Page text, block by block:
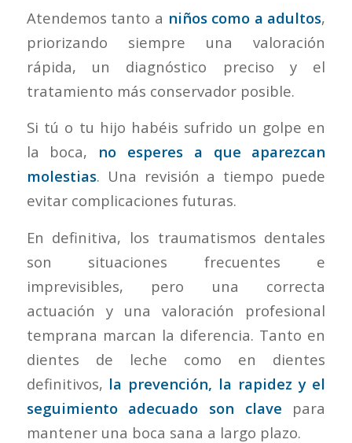
Atendemos tanto a niños como a adultos,
priorizando siempre una valoración
rápida, un diagnóstico preciso y el
tratamiento más conservador posible.
Si tú o tu hijo habéis sufrido un golpe en
la boca, no esperes a que aparezcan
molestias. Una revisión a tiempo puede
evitar complicaciones futuras.
En definitiva, los traumatismos dentales
son situaciones frecuentes e
imprevisibles, pero una correcta
actuación y una valoración profesional
temprana marcan la diferencia. Tanto en
dientes de leche como en dientes
definitivos, la prevención, la rapidez y el
seguimiento adecuado son clave para
mantener una boca sana a largo plazo.